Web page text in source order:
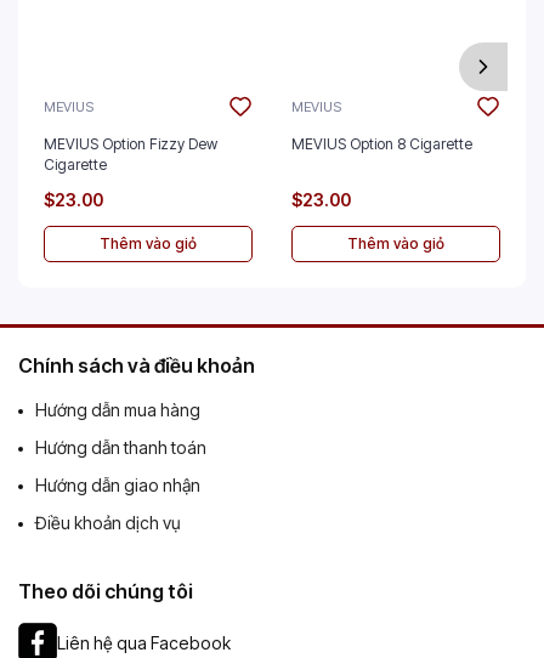
MEVIUS
MEVIUS Option Fizzy Dew
Cigarette
$23.00
Thêm vào giỏ
MEVIUS
MEVIUS Option 8 Cigarette
$23.00
Thêm vào giỏ
Chính sách và điều khoản
Hướng dẫn mua hàng
Hướng dẫn thanh toán
Hướng dẫn giao nhận
Điều khoản dịch vụ
Theo dõi chúng tôi
Liên hệ qua Facebook